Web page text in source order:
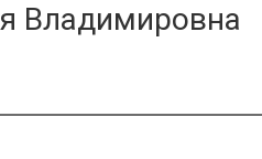
Владимировна